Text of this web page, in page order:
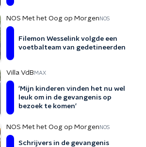
NOS Met het Oog op Morgen NOS
Filemon Wesselink volgde een
voetbalteam van gedetineerden
Villa VdB MAX
'Mijn kinderen vinden het nu wel
leuk om in de gevangenis op
bezoek te komen'
NOS Met het Oog op Morgen NOS
Schrijvers in de gevangenis